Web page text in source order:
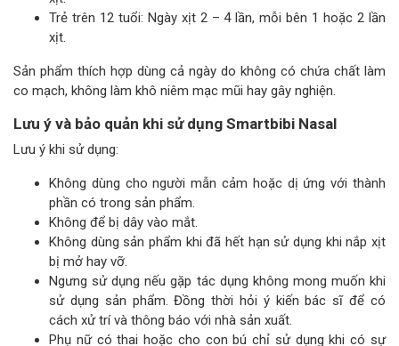
Trẻ trên 12 tuổi: Ngày xịt 2 – 4 lần, mỗi bên 1 hoặc 2 lần
xịt.
Sản phẩm thích hợp dùng cả ngày do không có chứa chất làm
co mạch, không làm khô niêm mạc mũi hay gây nghiện.
Lưu ý và bảo quản khi sử dụng Smartbibi Nasal
Lưu ý khi sử dụng:
Không dùng cho người mẫn cảm hoặc dị ứng với thành
phần có trong sản phẩm.
Không để bị dây vào mắt.
Không dùng sản phẩm khi đã hết hạn sử dụng khi nắp xịt
bị mở hay vỡ.
Ngưng sử dụng nếu gặp tác dụng không mong muốn khi
sử dụng sản phẩm. Đồng thời hỏi ý kiến bác sĩ để có
cách xử trí và thông báo với nhà sản xuất.
Phụ nữ có thai hoặc cho con bú chỉ sử dụng khi có sự